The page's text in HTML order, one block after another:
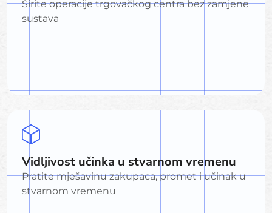
Širite operacije trgovačkog centra bez zamjene
sustava
Vidljivost učinka u stvarnom vremenu
Pratite mješavinu zakupaca, promet i učinak u
stvarnom vremenu